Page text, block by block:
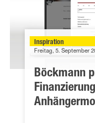
Inspiration
Freitag, 5. September
Böckmann